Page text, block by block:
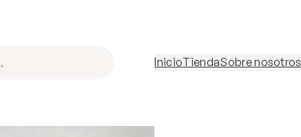
InicioTiendaSobre nosotros